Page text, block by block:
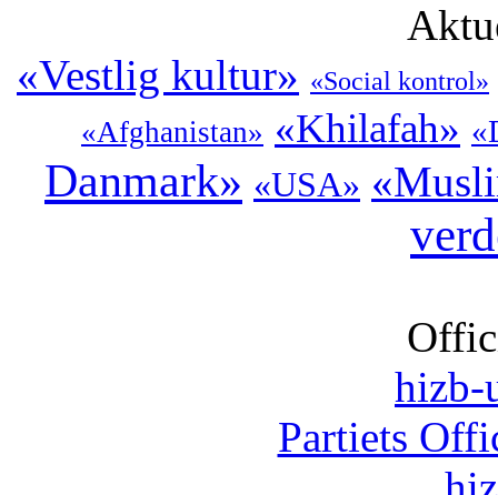
«Vestlig kultur» «Social kontrol»
«Afghanistan» «Khilafah»
Danmark» «USA»
hizb-
Partiets